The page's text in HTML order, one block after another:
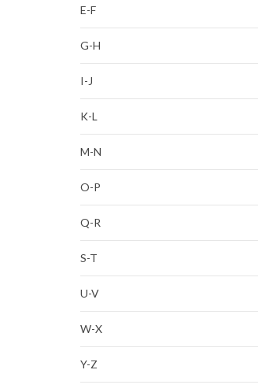
E-F
G-H
I-J
K-L
M-N
O-P
Q-R
S-T
U-V
W-X
Y-Z